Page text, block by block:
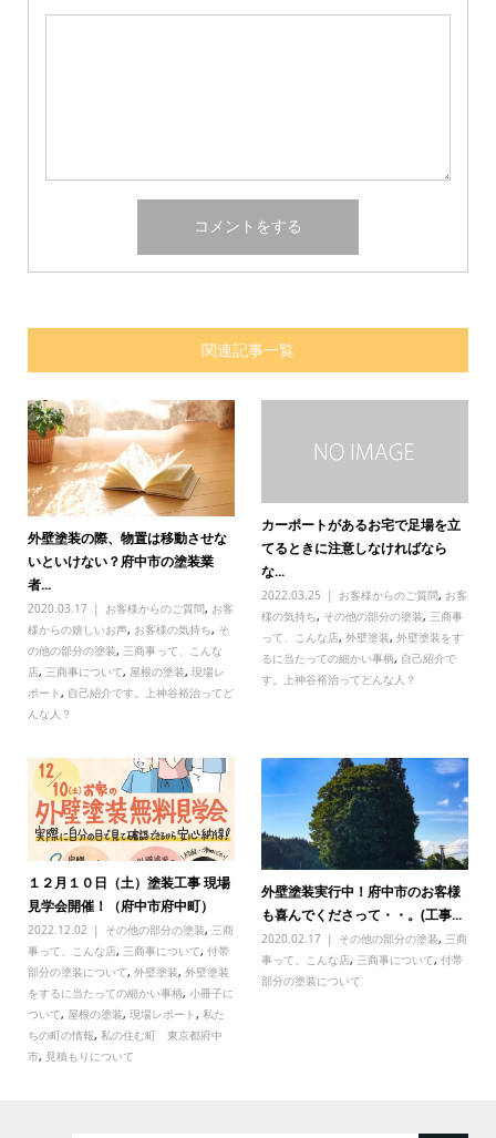
関連記事一覧
外壁塗装の際、物置は移動させな
いといけない？府中市の塗装業
者...
2020.03.17 お客様からのご質問, お客
様からの嬉しいお声, お客様の気持ち, そ
の他の部分の塗装, 三商事って、こんな
店, 三商事について, 屋根の塗装, 現場レ
ポート, 自己紹介です。上神谷裕治ってど
んな人？
カーポートがあるお宅で足場を立
てるときに注意しなければなら
な...
2022.03.25 お客様からのご質問, お客
様の気持ち, その他の部分の塗装, 三商事
って、こんな店,外壁塗装,外壁塗装をす
るに当たっての細かい事柄, 自己紹介で
す。上神谷裕治ってどんな人？
１２月１０日（土）塗装工事 現場
見学会開催！（府中市府中町）
2022.12.02 その他の部分の塗装, 三商
事って、こんな店, 三商事について, 付帯
部分の塗装について, 外壁塗装, 外壁塗装
をするに当たっての細かい事柄, 小冊子に
ついて, 屋根の塗装, 現場レポート, 私た
ちの町の情報, 私の住む町 東京都府中
市, 見積もりについて
外壁塗装実行中！府中市のお客様
も喜んでくださって・・。(工事...
2020.02.17 その他の部分の塗装, 三商
事って、こんな店, 三商事について,付帯
部分の塗装について